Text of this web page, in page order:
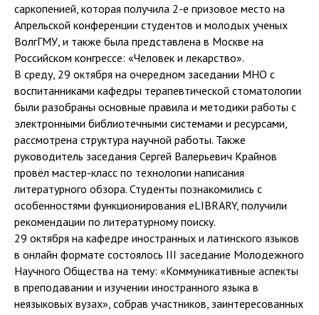
саркопенией, которая получила 2-е призовое место на
Апрельской конференции студентов и молодых ученых
ВолгГМУ, и также была представлена в Москве на
Российском конгрессе: «Человек и лекарство».
В среду, 29 октября на очередном заседании МНО с
воспитанниками кафедры терапевтической стоматологии
были разобраны основные правила и методики работы с
электронными библиотечными системами и ресурсами,
рассмотрена структура научной работы. Также
руководитель заседания Сергей Валерьевич Крайнов
провёл мастер-класс по технологии написания
литературного обзора. Студенты познакомились с
особенностями функционирования eLIBRARY, получили
рекомендации по литературному поиску.
29 октября на кафедре иностранных и латинского языков
в онлайн формате состоялось III заседание Молодежного
Научного Общества на тему: «Коммуникативные аспекты
в преподавании и изучении иностранного языка в
неязыковых вузах», собрав участников, заинтересованных